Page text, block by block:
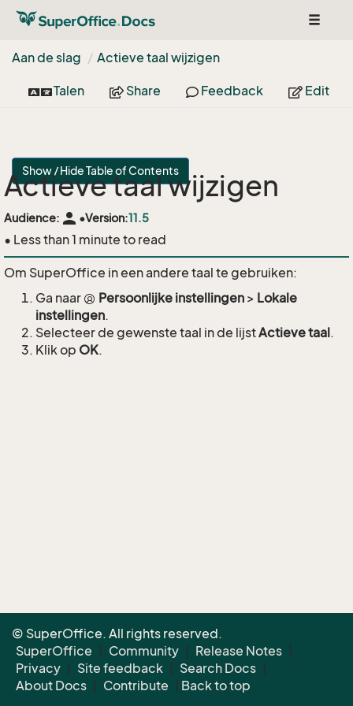
Toggle
Aan de slag
Actieve taal wijzigen
Talen Share Feedback Edit
Show / Hide Table of Contents
Actieve taal wijzigen
Audience: person •Version:11.5
• Less than 1 minute to read
Om SuperOffice in een andere taal te gebruiken:
Ga naar
Persoonlijke instellingen > Lokale
instellingen.
Selecteer de gewenste taal in de lijstActieve taal.
Klik op OK.
© SuperOffice. All rights reserved.
SuperOffice
Community Release Notes
Privacy
Site feedback Search Docs
About Docs
Contribute Back to top